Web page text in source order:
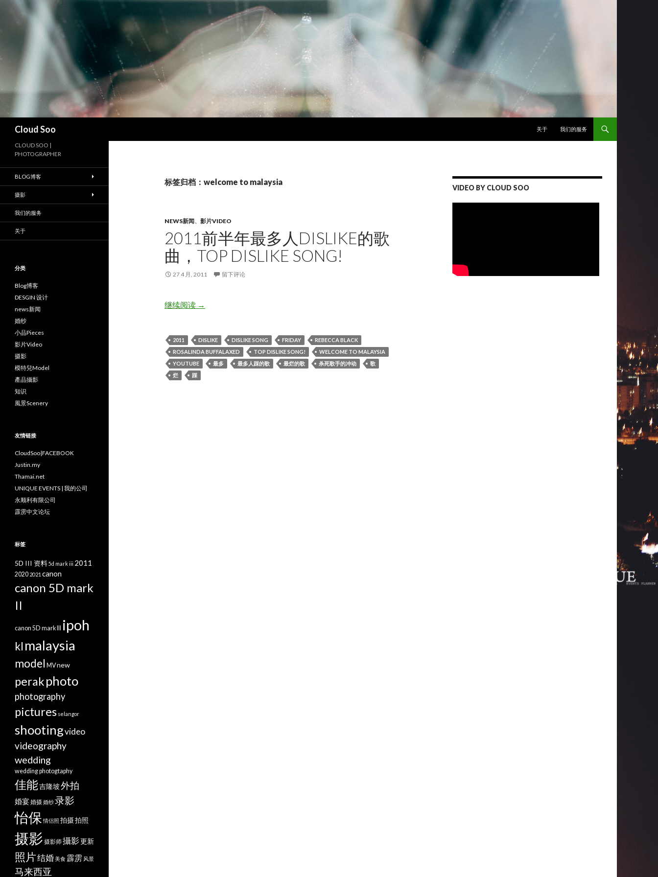
Cloud Soo
关于
我们的服务
标签归档：welcome to malaysia
NEWS新闻、 影片VIDEO
2011前半年最多人DISLIKE的歌
曲，TOP DISLIKE SONG!
27 4 月, 2011 留下评论
继续阅读2011前半年最多人dislike的歌曲，Top dislike song!
→
2011 DISLIKE DISLIKE SONG FRIDAY
REBECCA BLACK
ROSALINDA BUFFALAXED
TOP DISLIKE SONG!
WELCOME TO MALAYSIA
YOUTUBE
最多 最多人踩的歌 最烂的歌 杀死歌手的冲动
歌
烂
踩
VIDEO BY CLOUD SOO
CLOUD SOO |
PHOTOGRAPHER
BLOG博客
摄影
我们的服务
关于
分类
Blog博客
DESGIN 设计
news新闻
婚纱
小品Pieces
影片Video
摄影
模特兒Model
產品攝影
知识
風景Scenery
友情链接
CloudSoo|FACEBOOK
Justin.my
Thamai.net
UNIQUE EVENTS | 我的公司
永顺利有限公司
霹雳中文论坛
标签
5D III 资料5d mark iii 2011
2020 2021 canon
canon 5D mark
II
canon 5D mark III ipoh
kl malaysia
model MVnew
perakphoto
photography
pictures selangor
shootingvideo
videography
wedding
wedding photogtaphy
佳能吉隆坡外拍
婚宴婚摄婚纱录影
怡保 情侣照 拍摄拍照
摄影 摄影师攝影更新
照片结婚美食 霹雳 风景
马来西亚